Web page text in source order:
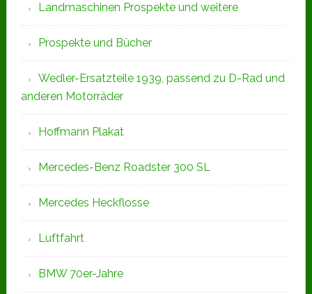
Landmaschinen Prospekte und weitere
Prospekte und Bücher
Wedler-Ersatzteile 1939, passend zu D-Rad und
anderen Motorräder
Hoffmann Plakat
Mercedes-Benz Roadster 300 SL
Mercedes Heckflosse
Luftfahrt
BMW 70er-Jahre